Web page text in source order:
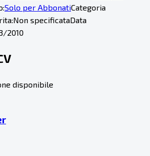
Solo per AbbonatiCategoria
Non specificataData
2010
disponibile